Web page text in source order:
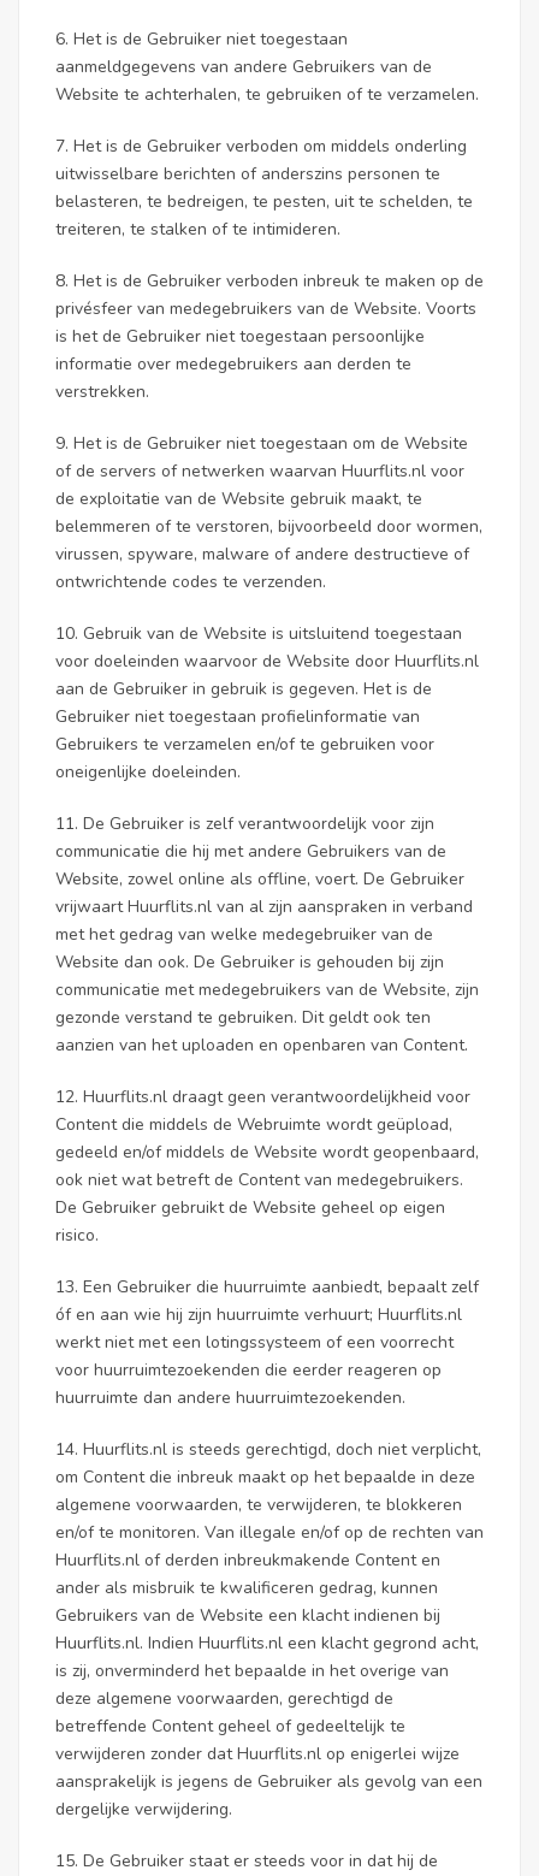
6. Het is de Gebruiker niet toegestaan
aanmeldgegevens van andere Gebruikers van de
Website te achterhalen, te gebruiken of te verzamelen.
7. Het is de Gebruiker verboden om middels onderling
uitwisselbare berichten of anderszins personen te
belasteren, te bedreigen, te pesten, uit te schelden, te
treiteren, te stalken of te intimideren.
8. Het is de Gebruiker verboden inbreuk te maken op de
privésfeer van medegebruikers van de Website. Voorts
is het de Gebruiker niet toegestaan persoonlijke
informatie over medegebruikers aan derden te
verstrekken.
9. Het is de Gebruiker niet toegestaan om de Website
of de servers of netwerken waarvan Huurflits.nl voor
de exploitatie van de Website gebruik maakt, te
belemmeren of te verstoren, bijvoorbeeld door wormen,
virussen, spyware, malware of andere destructieve of
ontwrichtende codes te verzenden.
10. Gebruik van de Website is uitsluitend toegestaan
voor doeleinden waarvoor de Website door Huurflits.nl
aan de Gebruiker in gebruik is gegeven. Het is de
Gebruiker niet toegestaan profielinformatie van
Gebruikers te verzamelen en/of te gebruiken voor
oneigenlijke doeleinden.
11. De Gebruiker is zelf verantwoordelijk voor zijn
communicatie die hij met andere Gebruikers van de
Website, zowel online als offline, voert. De Gebruiker
vrijwaart Huurflits.nl van al zijn aanspraken in verband
met het gedrag van welke medegebruiker van de
Website dan ook. De Gebruiker is gehouden bij zijn
communicatie met medegebruikers van de Website, zijn
gezonde verstand te gebruiken. Dit geldt ook ten
aanzien van het uploaden en openbaren van Content.
12. Huurflits.nl draagt geen verantwoordelijkheid voor
Content die middels de Webruimte wordt geüpload,
gedeeld en/of middels de Website wordt geopenbaard,
ook niet wat betreft de Content van medegebruikers.
De Gebruiker gebruikt de Website geheel op eigen
risico.
13. Een Gebruiker die huurruimte aanbiedt, bepaalt zelf
óf en aan wie hij zijn huurruimte verhuurt; Huurflits.nl
werkt niet met een lotingssysteem of een voorrecht
voor huurruimtezoekenden die eerder reageren op
huurruimte dan andere huurruimtezoekenden.
14. Huurflits.nl is steeds gerechtigd, doch niet verplicht,
om Content die inbreuk maakt op het bepaalde in deze
algemene voorwaarden, te verwijderen, te blokkeren
en/of te monitoren. Van illegale en/of op de rechten van
Huurflits.nl of derden inbreukmakende Content en
ander als misbruik te kwalificeren gedrag, kunnen
Gebruikers van de Website een klacht indienen bij
Huurflits.nl. Indien Huurflits.nl een klacht gegrond acht,
is zij, onverminderd het bepaalde in het overige van
deze algemene voorwaarden, gerechtigd de
betreffende Content geheel of gedeeltelijk te
verwijderen zonder dat Huurflits.nl op enigerlei wijze
aansprakelijk is jegens de Gebruiker als gevolg van een
dergelijke verwijdering.
15. De Gebruiker staat er steeds voor in dat hij de